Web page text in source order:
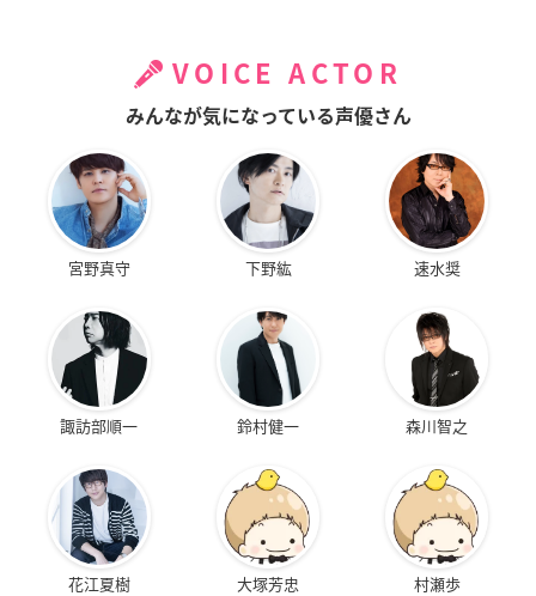
VOICE ACTOR
みんなが気になっている声優さん
宮野真守 下野紘 速水奨
諏訪部順一 鈴村健一 森川智之
花江夏樹 大塚芳忠 村瀬歩